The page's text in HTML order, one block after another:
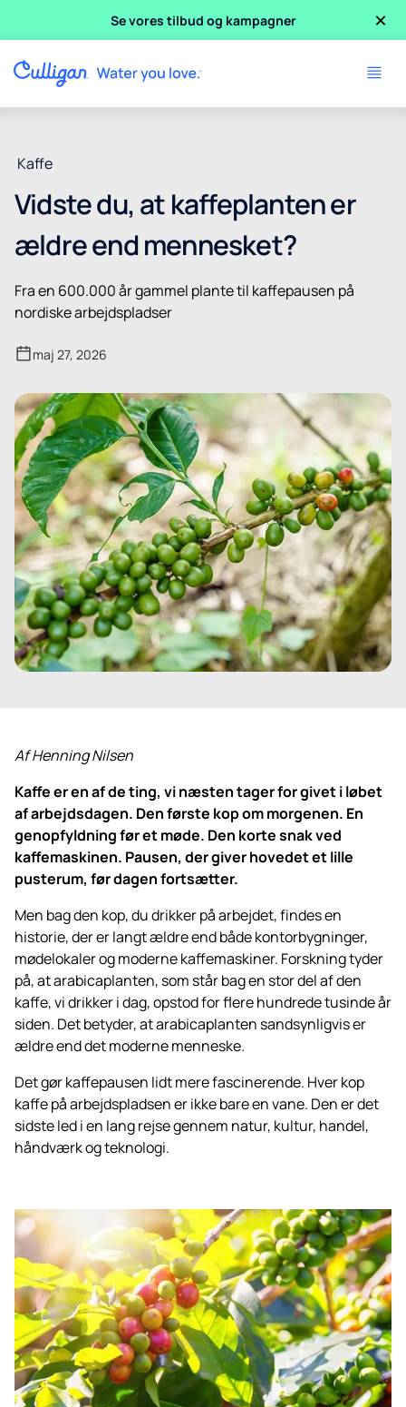
Se vores tilbud og kampagner ×
Kaffe
Vidste du, at kaffeplanten er
ældre end mennesket?
Fra en 600.000 år gammel plante til kaffepausen på
nordiske arbejdspladser
maj 27, 2026
Af Henning Nilsen
Kaffe er en af de ting, vi næsten tager for givet i løbet
af arbejdsdagen. Den første kop om morgenen. En
genopfyldning før et møde. Den korte snak ved
kaffemaskinen. Pausen, der giver hovedet et lille
pusterum, før dagen fortsætter.
Men bag den kop, du drikker på arbejdet, findes en
historie, der er langt ældre end både kontorbygninger,
mødelokaler og moderne kaffemaskiner. Forskning tyder
på, at arabicaplanten, som står bag en stor del af den
kaffe, vi drikker i dag, opstod for flere hundrede tusinde år
siden. Det betyder, at arabicaplanten sandsynligvis er
ældre end det moderne menneske.
Det gør kaffepausen lidt mere fascinerende. Hver kop
kaffe på arbejdspladsen er ikke bare en vane. Den er det
sidste led i en lang rejse gennem natur, kultur, handel,
håndværk og teknologi.